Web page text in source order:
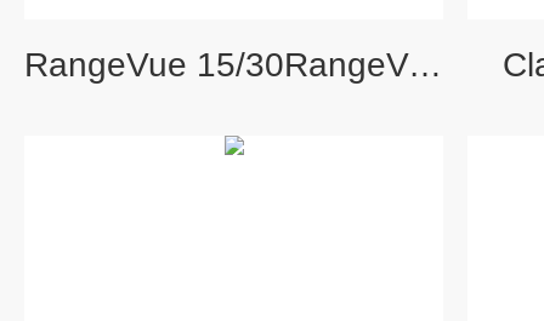
RangeVue 15/30RangeVue雷达水位监测传感器